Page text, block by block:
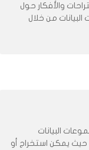
والأفكار حول
من خلال
البيانات
حيث يمكن استخراج أو